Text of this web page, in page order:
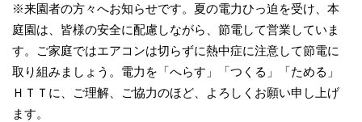
※来園者の方々へお知らせです。夏の電力ひっ迫を受け、本
庭園は、皆様の安全に配慮しながら、節電して営業していま
す。ご家庭ではエアコンは切らずに熱中症に注意して節電に
取り組みましょう。電力を「へらす」「つくる」「ためる」
ＨＴＴに、ご理解、ご協力のほど、よろしくお願い申し上げ
ます。